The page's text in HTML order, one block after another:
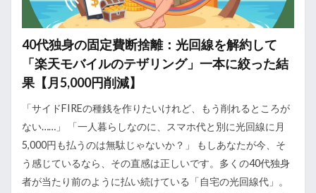
40代独身の固定費断捨離：光回線を解約して
「楽天モバイルのテザリング」一本に絞った結
果【月5,000円削減】
「サイドFIREの種銭を作りたいけれど、もう削れるところが
ない……」 「一人暮らしなのに、スマホ代と別に光回線に月
5,000円も払うのは無駄じゃないか？」 もしあなたが今、そ
う感じているなら、その直感は正しいです。多くの40代独身
者が当たり前のように払い続けている「自宅の光回線代」。